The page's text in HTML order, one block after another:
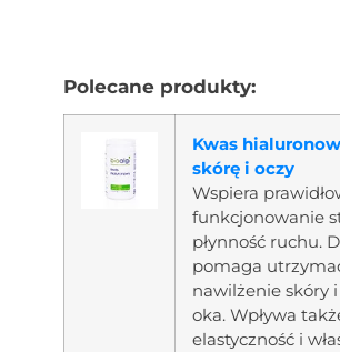
Polecane produkty:
Kwas
skórę i oczy
Wspiera
funkcjonowanie
płynność ruchu.
pomaga
nawilżenie skóry
oka. Wpływa
elastyczność i